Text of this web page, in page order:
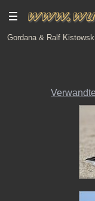
Gordana & Ralf Kistowski